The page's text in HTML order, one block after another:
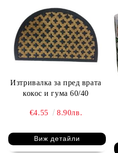
Изтривалка за пред врата
кокос и гума 60/40
€4.55 8.90лв.
Виж детайли